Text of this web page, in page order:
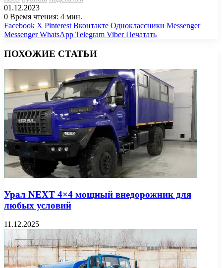
01.12.2023
0 Время чтения: 4 мин.
Facebook X Pinterest Вконтакте Одноклассники Messenger
Messenger WhatsApp Telegram Viber Печатать
ПОХОЖИЕ СТАТЬИ
Урал NEXT 4×4 мощный внедорожник для
любых условий
11.12.2025